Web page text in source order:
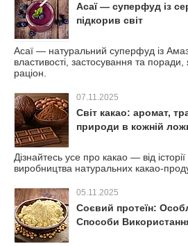
Асаї — суперфуд із
підкорив світ
Асаї — натуральний суперфуд із
властивості, застосування та поради,
раціон.
07.11.2025
Світ какао: аромат,
природи в кожній
Дізнайтесь усе про какао — від
виробництва натуральних какао-
05.11.2025
Соєвий протеїн:
Способи